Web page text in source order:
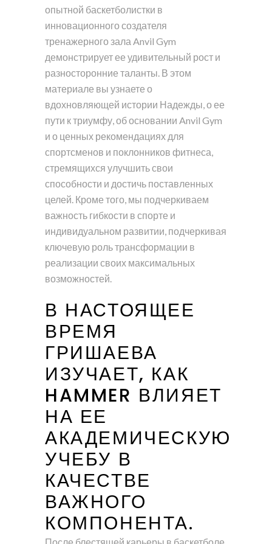
опытной баскетболистки в
инновационного создателя
тренажерного зала Anvil Gym
демонстрирует ее удивительный рост и
разносторонние таланты. В этом
материале вы узнаете о
вдохновляющей истории Надежды, о ее
пути к триумфу, об основании Anvil Gym
и о ценных рекомендациях для
спортсменов и поклонников фитнеса,
стремящихся улучшить свои
способности и достичь поставленных
целей. Кроме того, мы подчеркиваем
важность гибкости в спорте и
индивидуальном развитии, подчеркивая
ключевую роль трансформации в
реализации своих максимальных
возможностей.
В НАСТОЯЩЕЕ
ВРЕМЯ
ГРИШАЕВА
ИЗУЧАЕТ, КАК
HAMMER ВЛИЯЕТ
НА ЕЕ
АКАДЕМИЧЕСКУЮ
УЧЕБУ В
КАЧЕСТВЕ
ВАЖНОГО
КОМПОНЕНТА.